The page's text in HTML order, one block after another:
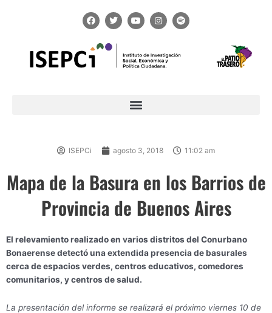
F
a
c
b
o
o
T
w
i
Y
o
u
b
e
I
n
s
g
r
S
p
o
f
ISEPCi agosto 3, 2018 11:02 am
Mapa de la Basura en los Barrios de
Provincia de Buenos Aires
El relevamiento realizado en varios distritos del Conurbano
Bonaerense detectó una extendida presencia de basurales
cerca de espacios verdes, centros educativos, comedores
comunitarios, y centros de salud.
La presentación del informe se realizará el próximo viernes 10 de